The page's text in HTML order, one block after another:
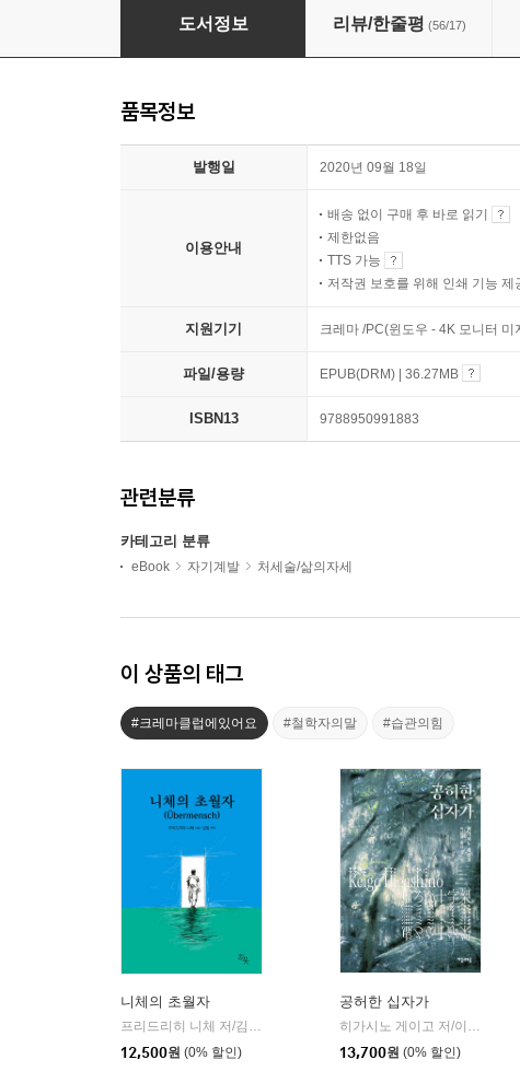
도서정보 리뷰/한줄평 (56/17)
품목정보
발행일 2020년 09월 18일
이용안내
배송 없이 구매 후 바로 읽기
제한없음
TTS 가능
저작권 보호를 위해 인쇄 기능 제
지원기기 크레마 /PC(윈도우 - 4K 모니터
파일/용량 EPUB(DRM) | 36.27MB
ISBN13 9788950991883
관련분류
카테고리 분류
eBook 자기계발 처세술/삶의자세
이 상품의 태그
#크레마클럽에있어요 #철학자의말 #습관의힘
니체의 초월자
프리드리히 니체 저/김철 편역
12,500원 (0% 할인)
공허한 십자가
히가시노 게이고 저/이선희 역
13,700원 (0% 할인)